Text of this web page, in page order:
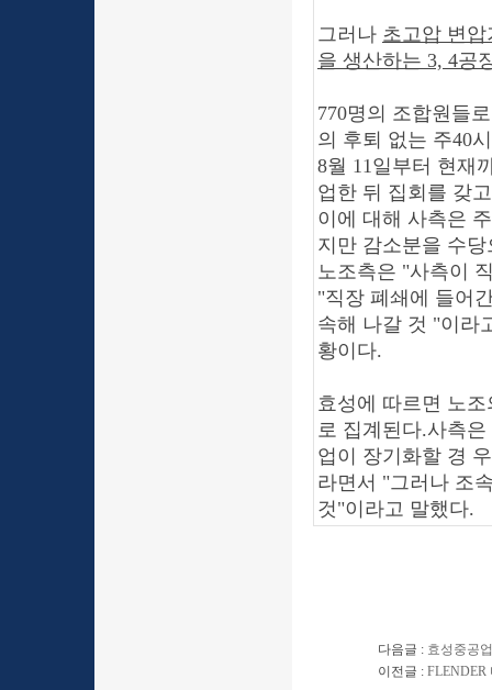
그러나 초고압 변
을 생산하는 3, 4공
770명의 조합원들
의 후퇴 없는 주40
8월 11일부터 현재
업한 뒤 집회를 갖
이에 대해 사측은 주
지만 감소분을 수
노조측은 "사측이
"직장 폐쇄에 들어
속해 나갈 것 "이라
황이다.
효성에 따르면 노
로 집계된다.사측
업이 장기화할 경
라면서 "그러나 조
것"이라고 말했다.
다음글 : 효성중공
이전글 : FLENDER